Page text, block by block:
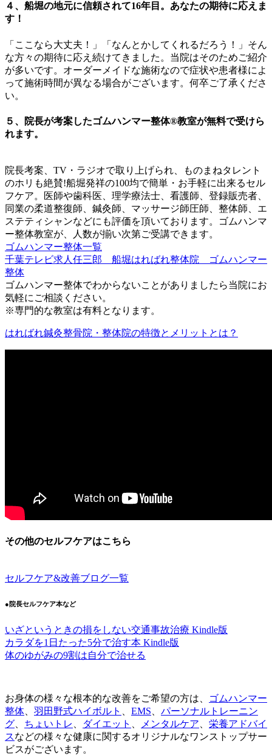
４、船堀の地元に信頼されて16年目。あなたの期待に応えま
す！
「ここなら大丈夫！」「なんとかしてくれるだろう！」そん
な方々の期待に応え続けてきました。当院はそのためご紹介
が多いです。オーダーメイドな施術なので症状や患者様によ
って施術時間が異なる場合がございます。何卒ご了承くださ
い。
５、院長が考案したゴムハンマー整体®︎教室が無料で受けら
れます。
院長考案、TV・ラジオで取り上げられ、ものまねタレント
のホリも絶賛!船堀発祥の100均で簡単・お手軽に出来るセル
フケア。医師や歯科医、理学療法士、看護師、登録販売者、
同業の柔道整復師、鍼灸師、マッサージ師圧師、整体師、エ
ステティシャンなどにも評価を頂いております。ゴムハンマ
ー整体教室が、人数が揃い次第ご受講できます。
ゴムハンマー整体一覧
千葉テレビ求人任三郎 船堀はればれ整体院 ゴムハンマー
整体
ゴムハンマー整体でわからないことがありましたら当院にお
気軽にご相談ください。
※専門的な教室は有料となります。
はればれ鍼灸整骨院・整体院の特徴とメリットとは？
その他のセルフケアはこちら
セルフケア&改善ブログ一覧
●院長セルフケア本など
いざというときの損をしない交通事故治療 Kindle版
カラダを1日たった5分で治す本 Kindle版
体のゆがみの9割は自分で治せる
お身体の様々な根本的な改善をご希望の方は、
ゴムハンマー
整体
羽田野式ハイボルト EMS
パーソナルトレーニン
グ
ちょいトレ ダイエット メンタルケア
栄養アドバイ
スなどの様々な健康に関するオリジナルなワンストップサー
ビスがございます。